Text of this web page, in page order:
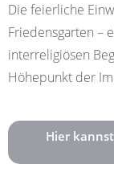
Die feierliche
Friedensgarten –
interreligiösen
Höhepunkt der
Hier